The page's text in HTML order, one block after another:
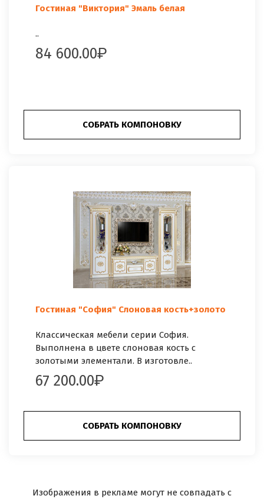
Гостиная "Виктория" Эмаль белая
..
84 600.00
СОБРАТЬ КОМПОНОВКУ
Гостиная "София" Слоновая кость+золото
Классическая мебели серии София.
Выполнена в цвете слоновая кость с
золотыми элементали. В изготовле..
67 200.00
СОБРАТЬ КОМПОНОВКУ
Изображения в рекламе могут не совпадать с